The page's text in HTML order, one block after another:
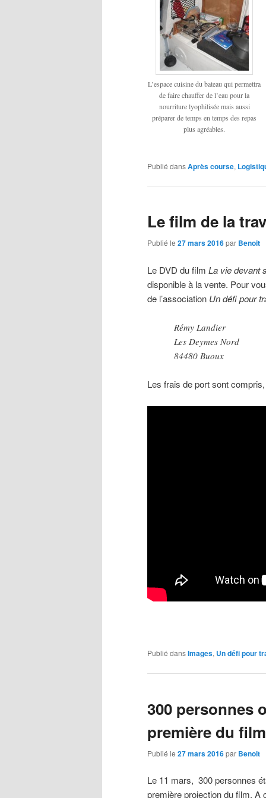
L’espace cuisine du bateau qui permettra
de faire chauffer de l’eau pour la
nourriture lyophilisée mais aussi
préparer de temps en temps des repas
plus agréables.
Publié dansAprès course,
Le film de la
Publié le 27 mars 2016par Benoit
Le DVD du film La vie devant
disponible à la vente. Pour
de l’association Un défi pour
Rémy Landier
Les Deymes Nord
84480 Buoux
Les frais de port sont
Publié dansImages, Un défi pour
300 personnes
première du
Publié le 27 mars 2016par Benoit
Le 11 mars, 300 personnes
première projection du film. A